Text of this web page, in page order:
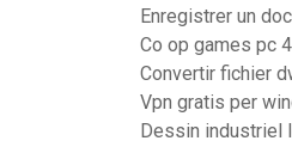
Enregistrer un
Co op games pc
Convertir fichier
Vpn gratis per
Dessin industriel